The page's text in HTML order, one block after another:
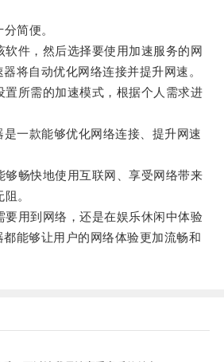
简便。
件，然后选择要使用加速服务的网
将自动优化网络连接并提升网速。
所需的加速模式，根据个人需求进
一款能够优化网络连接、提升网速
畅快地使用互联网、享受网络带来
。
用到网络，还是在娱乐休闲中体验
都能够让用户的网络体验更加流畅和